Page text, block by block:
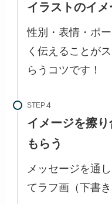
イラストのイ
性別・表情・ポ
く伝えることが
らうコツです！
STEP
イメージを擦
もらう
メッセージを通
てラフ画（下書